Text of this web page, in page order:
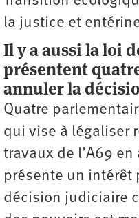
la justice et
Il y a aussi la loi
présentent
annuler la
Quatre
qui vise à légaliser
travaux de l’A69
présente un intérêt
décision judiciaire